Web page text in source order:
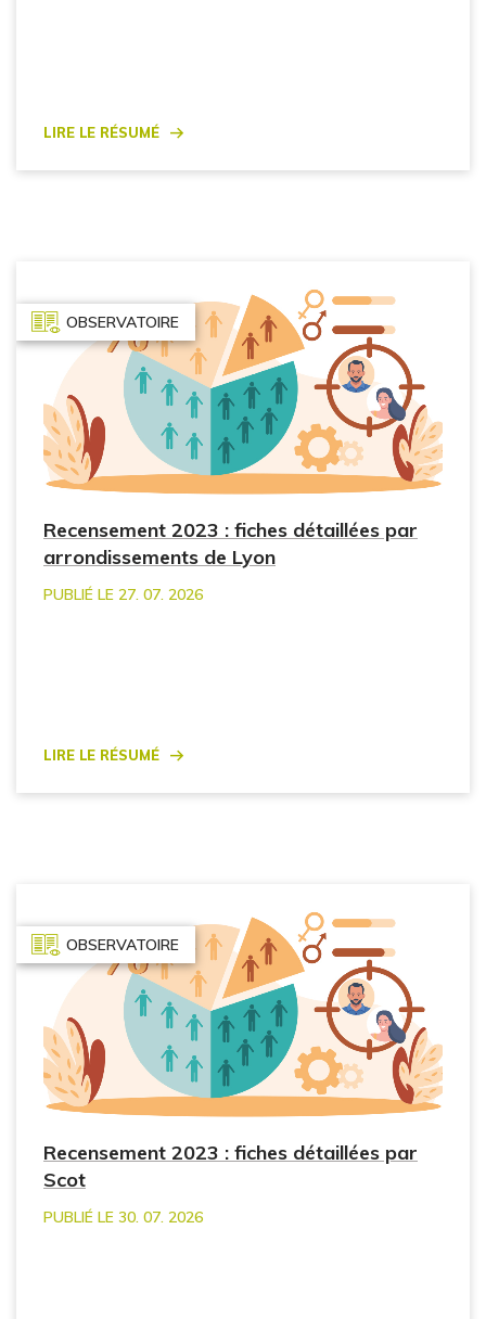
Lire le résumé
OBSERVATOIRE
Recensement 2023 : fiches détaillées par
arrondissements de Lyon
PUBLIÉ LE 27. 07. 2026
Lire le résumé
OBSERVATOIRE
Recensement 2023 : fiches détaillées par
Scot
PUBLIÉ LE 30. 07. 2026